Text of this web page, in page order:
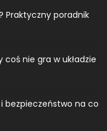
Praktyczny poradnik
coś nie gra w układzie
bezpieczeństwo na co